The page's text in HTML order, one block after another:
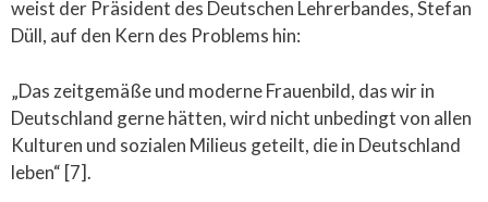
weist der Präsident des Deutschen Lehrerbandes, Stefan
Düll, auf den Kern des Problems hin:
„Das zeitgemäße und moderne Frauenbild, das wir in
Deutschland gerne hätten, wird nicht unbedingt von allen
Kulturen und sozialen Milieus geteilt, die in Deutschland
leben“ [7].